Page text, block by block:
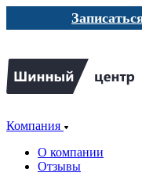
Компания
О компании
Отзывы